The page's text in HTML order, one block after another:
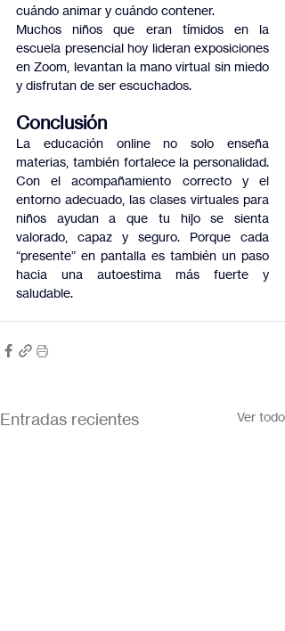
cuándo animar y cuándo contener.
Muchos niños que eran tímidos en la
escuela presencial hoy lideran exposiciones
en Zoom, levantan la mano virtual sin miedo
y disfrutan de ser escuchados.
Conclusión
La educación online no solo enseña
materias, también fortalece la personalidad.
Con el acompañamiento correcto y el
entorno adecuado, las clases virtuales para
niños ayudan a que tu hijo se sienta
valorado, capaz y seguro. Porque cada
“presente” en pantalla es también un paso
hacia una autoestima más fuerte y
saludable.
Entradas recientes Ver todo